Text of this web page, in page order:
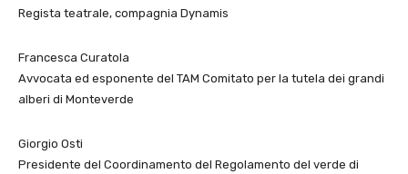
Regista teatrale, compagnia Dynamis
Francesca Curatola
Avvocata ed esponente del TAM Comitato per la tutela dei grandi
alberi di Monteverde
Giorgio Osti
Presidente del Coordinamento del Regolamento del verde di